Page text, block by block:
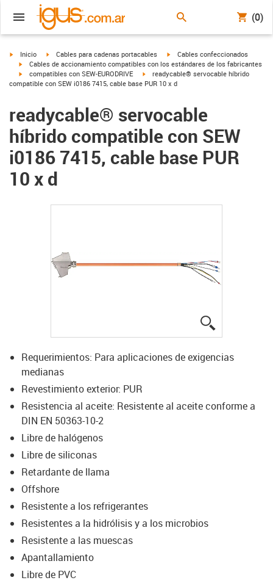
(0)
igus-icon-arrow-right
Inicio igus-icon-arrow-right
Cables para cadenas portacables igus-icon-arrow-right
Cables confeccionados
igus-icon-arrow-right
Cables de accionamiento compatibles con los estándares de los fabricantes
igus-icon-arrow-right
compatibles con SEW-EURODRIVE igus-icon-arrow-right
readycable® servocable híbrido
compatible con SEW i0186 7415, cable base PUR 10 x d
readycable® servocable
híbrido compatible con SEW
i0186 7415, cable base PUR
10 x d
Requerimientos: Para aplicaciones de exigencias
medianas
Revestimiento exterior: PUR
Resistencia al aceite: Resistente al aceite conforme a
DIN EN 50363-10-2
Libre de halógenos
Libre de siliconas
Retardante de llama
Offshore
Resistente a los refrigerantes
Resistentes a la hidrólisis y a los microbios
Resistente a las muescas
Apantallamiento
Libre de PVC